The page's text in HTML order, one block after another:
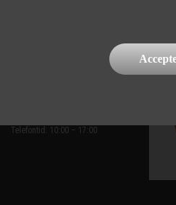
Telefontid: 10:00 – 17:00